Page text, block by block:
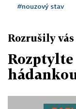
#nouzový stav
Rozrušily